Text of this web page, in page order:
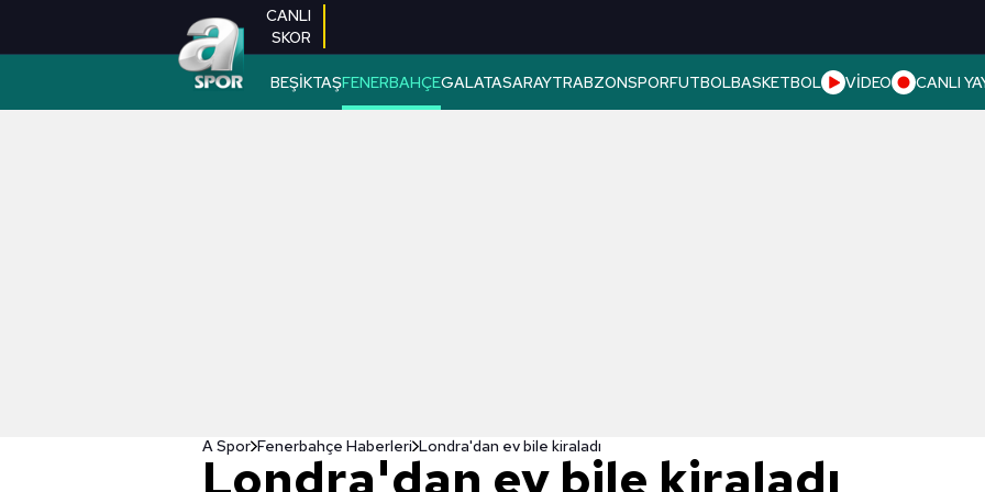
CANLI
SKOR
BEŞİKTAŞFENERBAHÇEGALATASARAYTRABZONSPORFUTBOLBASKETBOL VİDEO CANLI
A Spor Fenerbahçe Haberleri Londra'dan ev bile kiraladı
Londra'dan ev bile kiraladı